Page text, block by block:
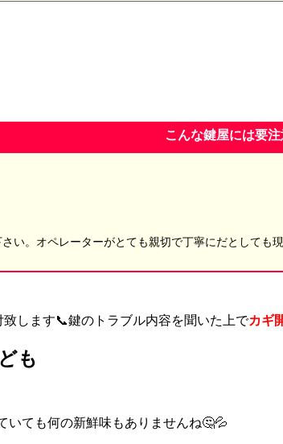
こんな鍵屋には要
い。オペレーターがとても親切で丁寧にだとして
します📞鍵のトラブル内容を聞いた上でカギ
も
いても何の新鮮味もありませんね🤔💦